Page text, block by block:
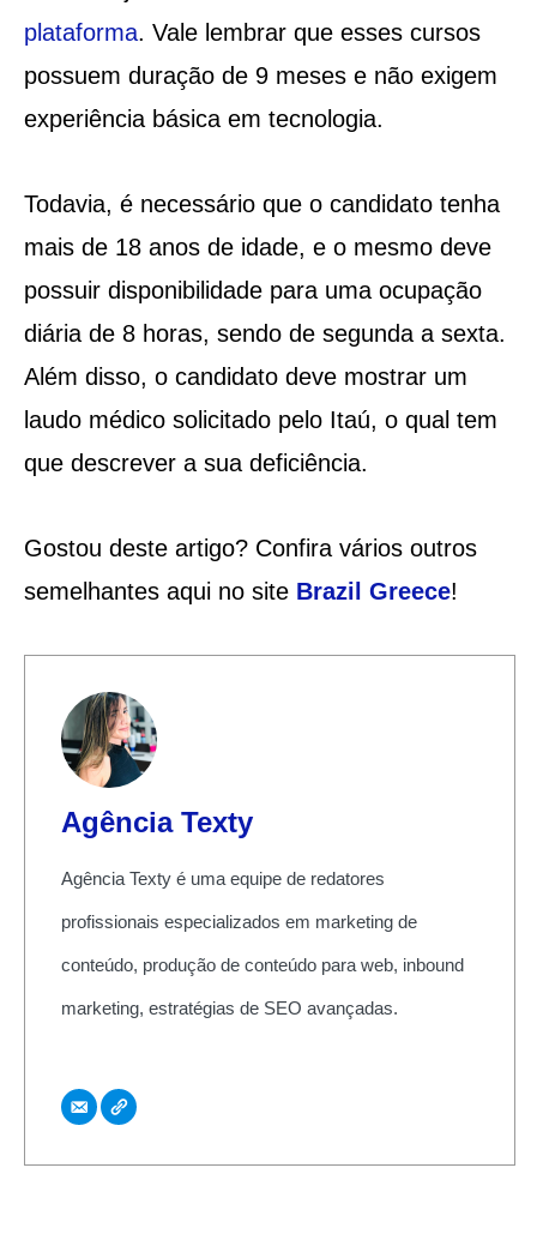
plataforma. Vale lembrar que esses cursos
possuem duração de 9 meses e não exigem
experiência básica em tecnologia.
Todavia, é necessário que o candidato tenha
mais de 18 anos de idade, e o mesmo deve
possuir disponibilidade para uma ocupação
diária de 8 horas, sendo de segunda a sexta.
Além disso, o candidato deve mostrar um
laudo médico solicitado pelo Itaú, o qual tem
que descrever a sua deficiência.
Gostou deste artigo? Confira vários outros
semelhantes aqui no site Brazil Greece!
Agência Texty
Agência Texty é uma equipe de redatores
profissionais especializados em marketing de
conteúdo, produção de conteúdo para web, inbound
marketing, estratégias de SEO avançadas.